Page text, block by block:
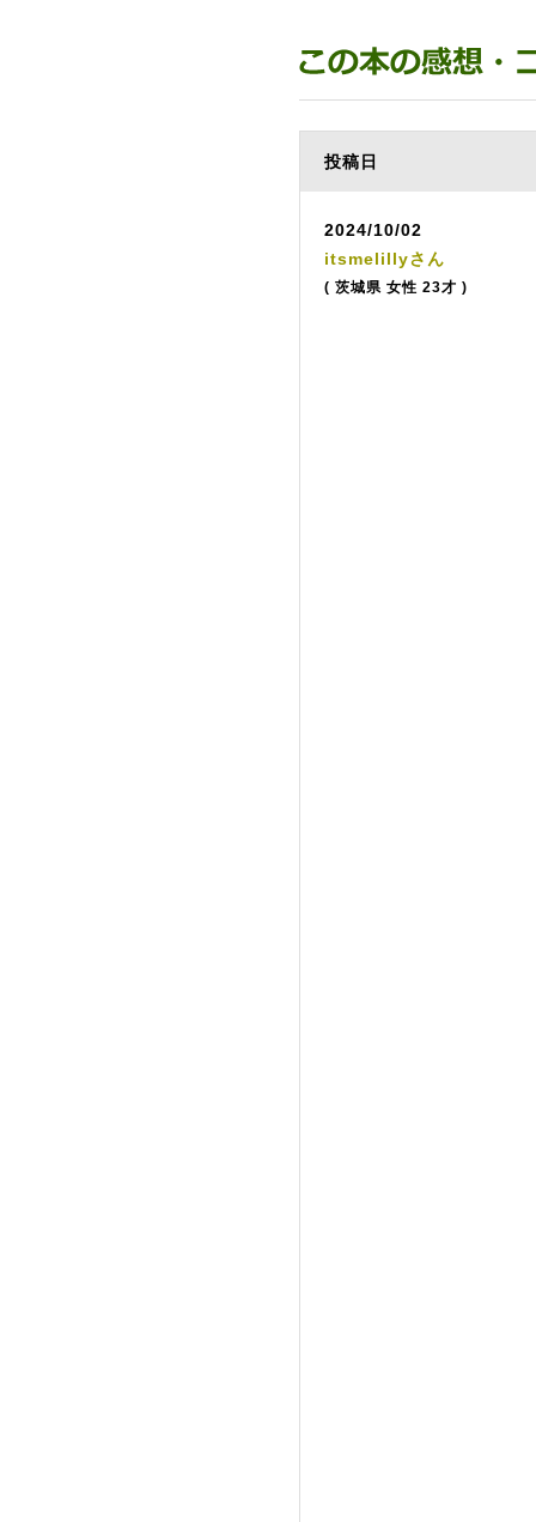
投稿日
2024/10/02
itsmelillyさん
( 茨城県 女性 23才 )